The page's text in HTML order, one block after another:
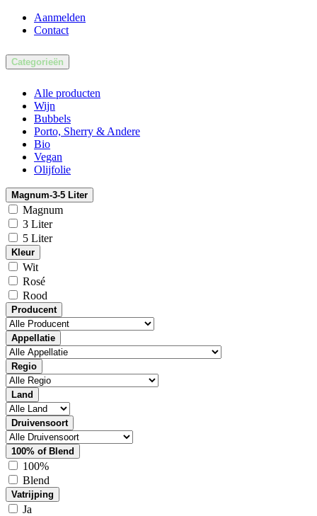
Aanmelden
Contact
Ca​tegorieën
Alle producten
Wijn
Bubbels
Porto, Sherry & Andere
Bio
Vegan
Olijfolie
Magnum-3-5 Liter
Magnum
3 Liter
5 Liter
Kleur
Wit
Rosé
Rood
Producent
Appellatie
Regio
Land
Druivensoort
100% of Blend
100%
Blend
Vatrijping
Ja